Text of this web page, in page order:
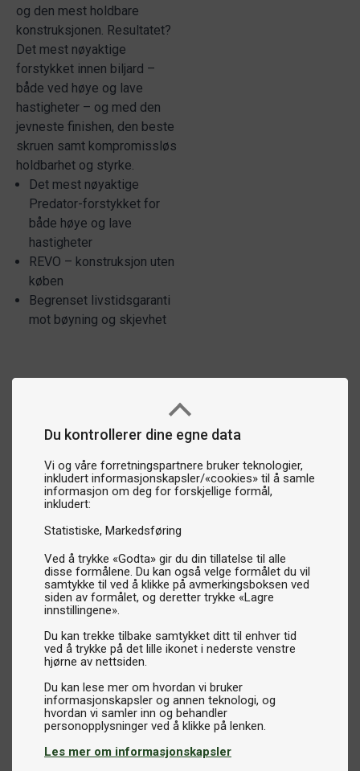
Du kontrollerer dine egne data
Vi og våre forretningspartnere bruker teknologier,
inkludert informasjonskapsler/«cookies» til å samle
informasjon om deg for forskjellige formål,
inkludert:
Statistiske Markedsføring
Ved å trykke «Godta» gir du din tillatelse til alle
disse formålene. Du kan også velge formålet du vil
samtykke til ved å klikke på avmerkingsboksen ved
siden av formålet, og deretter trykke «Lagre
innstillingene».
Du kan trekke tilbake samtykket ditt til enhver tid
ved å trykke på det lille ikonet i nederste venstre
hjørne av nettsiden.
Du kan lese mer om hvordan vi bruker
informasjonskapsler og annen teknologi, og
hvordan vi samler inn og behandler
Les mer om informasjonskapsler
og den mest holdbare
konstruksjonen. Resultatet?
Det mest nøyaktige
forstykket innen biljard –
både ved høye og lave
hastigheter – og med den
jevneste finishen, den beste
skruen samt kompromissløs
holdbarhet og styrke.
Det mest nøyaktige
Predator-forstykket for
både høye og lave
hastigheter
REVO – konstruksjon uten
køben
Begrenset livstidsgaranti
mot bøyning og skjevhet